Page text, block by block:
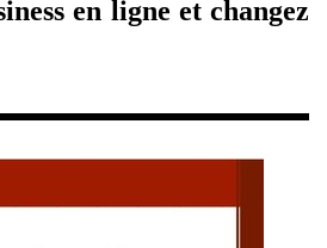
en ligne et changez